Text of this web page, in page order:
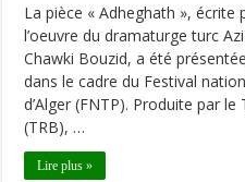
La pièce « Adheghath », écrite
l’oeuvre du dramaturge turc
Chawki Bouzid, a été
dans le cadre du Festival
d’Alger (FNTP). Produite par
(TRB), …
Lire plus »